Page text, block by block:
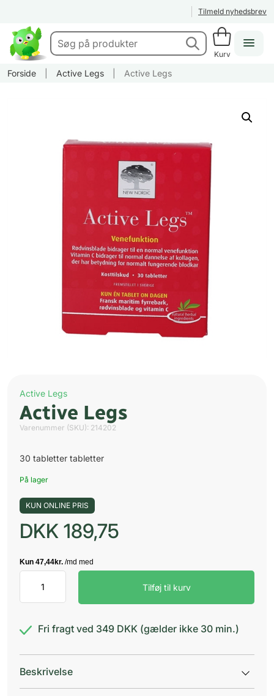
Tilmeld nyhedsbrev
Kurv
Forside Active Legs Active Legs
Active Legs
Active Legs
Varenummer (SKU): 214202
30 tabletter tabletter
På lager
KUN ONLINE PRIS
DKK 189,75
antal
Tilføj til kurv
Fri fragt ved 349 DKK (gælder ikke 30 min.)
Beskrivelse